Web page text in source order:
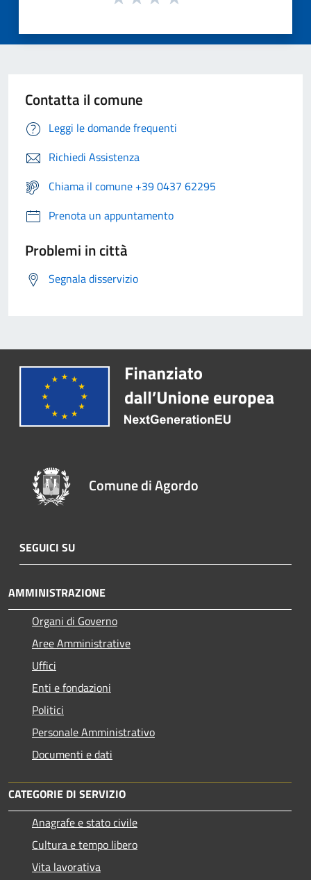
Contatta il comune
Leggi le domande frequenti
Richiedi Assistenza
Chiama il comune +39 0437 62295
Prenota un appuntamento
Problemi in città
Segnala disservizio
Comune di Agordo
SEGUICI SU
AMMINISTRAZIONE
Organi di Governo
Aree Amministrative
Uffici
Enti e fondazioni
Politici
Personale Amministrativo
Documenti e dati
CATEGORIE DI SERVIZIO
Anagrafe e stato civile
Cultura e tempo libero
Vita lavorativa